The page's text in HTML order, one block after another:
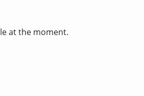
at the moment.